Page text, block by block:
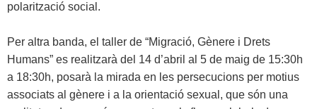
polarització social.
Per altra banda, el taller de “Migració, Gènere i Drets
Humans” es realitzarà del 14 d’abril al 5 de maig de 15:30h
a 18:30h, posarà la mirada en les persecucions per motius
associats al gènere i a la orientació sexual, que són una